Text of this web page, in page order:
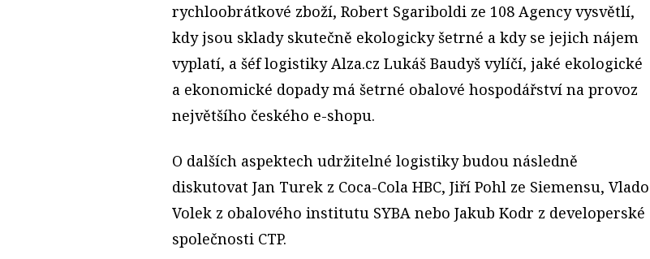
rychloobrátkové zboží, Robert Sgariboldi ze 108 Agency vysvětlí,
kdy jsou sklady skutečně ekologicky šetrné a kdy se jejich nájem
vyplatí, a šéf logistiky Alza.cz Lukáš Baudyš vylíčí, jaké ekologické
a ekonomické dopady má šetrné obalové hospodářství na provoz
největšího českého e-shopu.
O dalších aspektech udržitelné logistiky budou následně
diskutovat Jan Turek z Coca-Cola HBC, Jiří Pohl ze Siemensu, Vlado
Volek z obalového institutu SYBA nebo Jakub Kodr z developerské
společnosti CTP.